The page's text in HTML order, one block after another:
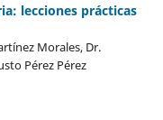
lecciones prácticas
Morales, Dr.
Pérez Pérez